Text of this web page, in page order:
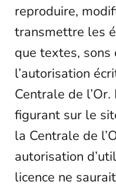
reproduire,
transmettre les
que textes, sons
l’autorisation
Centrale de
figurant sur le
la Centrale de
autorisation
licence ne